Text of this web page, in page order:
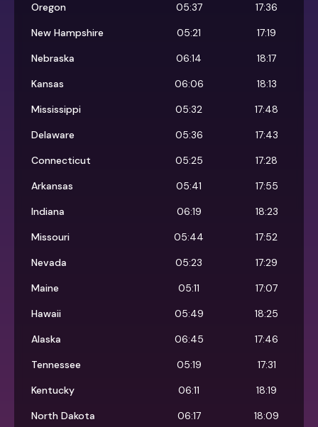
Oregon
05:37
17:36
New Hampshire
05:21
17:19
Nebraska
06:14
18:17
Kansas
06:06
18:13
Mississippi
05:32
17:48
Delaware
05:36
17:43
Connecticut
05:25
17:28
Arkansas
05:41
17:55
Indiana
06:19
18:23
Missouri
05:44
17:52
Nevada
05:23
17:29
Maine
05:11
17:07
Hawaii
05:49
18:25
Alaska
06:45
17:46
Tennessee
05:19
17:31
Kentucky
06:11
18:19
North Dakota
06:17
18:09